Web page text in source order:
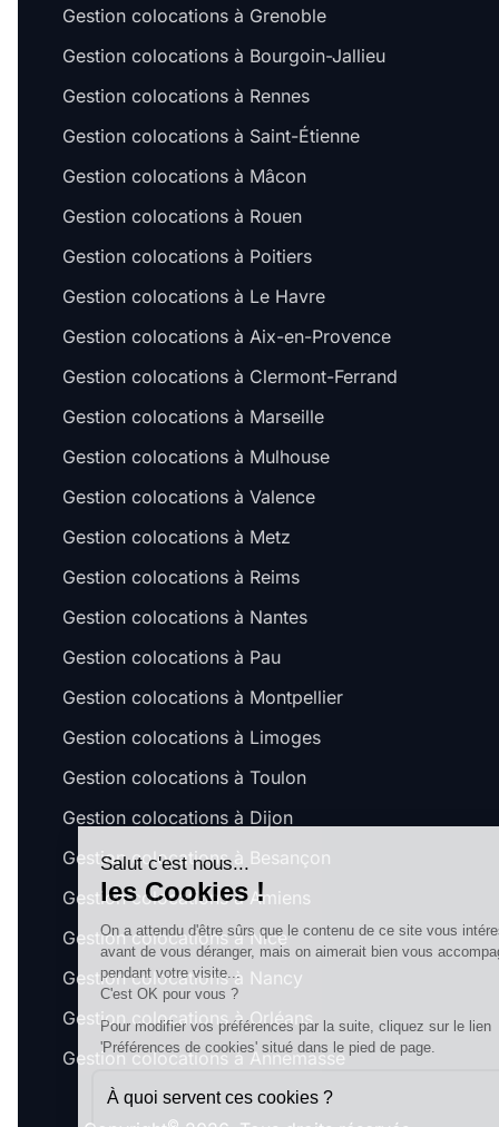
Gestion colocations à Grenoble
Gestion colocations à Bourgoin-Jallieu
Gestion colocations à Rennes
Gestion colocations à Saint-Étienne
Gestion colocations à Mâcon
Gestion colocations à Rouen
Gestion colocations à Poitiers
Gestion colocations à Le Havre
Gestion colocations à Aix-en-Provence
Gestion colocations à Clermont-Ferrand
Gestion colocations à Marseille
Gestion colocations à Mulhouse
Gestion colocations à Valence
Gestion colocations à Metz
Gestion colocations à Reims
Gestion colocations à Nantes
Gestion colocations à Pau
Gestion colocations à Montpellier
Gestion colocations à Limoges
Gestion colocations à Toulon
Gestion colocations à Dijon
Gestion colocations à Besançon
Gestion colocations à Amiens
Gestion colocations à Nice
Gestion colocations à Nancy
Gestion colocations à Orléans
Gestion colocations à Annemasse
Salut c'est nous...
les Cookies !
On a attendu d'être sûrs que le contenu de ce site vous intéresse
avant de vous déranger, mais on aimerait bien vous accompagner
pendant votre visite...
C'est OK pour vous ?
Pour modifier vos préférences par la suite, cliquez sur le lien
'Préférences de cookies' situé dans le pied de page.
À quoi servent ces cookies ?